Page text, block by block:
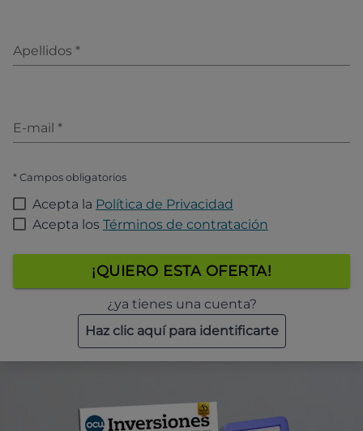
Apellidos *
E-mail *
* Campos obligatorios
Acepta la Política de Privacidad
Acepta los Términos de contratación
¡QUIERO ESTA OFERTA!
¿ya tienes una cuenta?
Haz clic aquí para identificarte